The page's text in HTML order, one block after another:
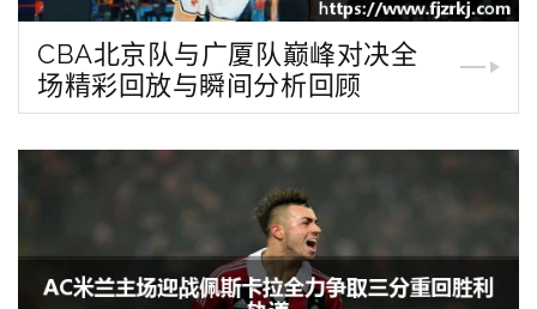
CBA北京队与广厦队巅峰对决全
场精彩回放与瞬间分析回顾